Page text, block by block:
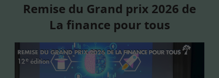
Remise du Grand prix 2026 de
La finance pour tous